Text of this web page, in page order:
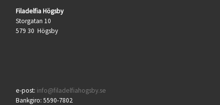
Filadelfia Högsby
Storgatan 10
579 30 Högsby
e-post: info@filadelfiahogsby.se
Bankgiro: 5590-7802